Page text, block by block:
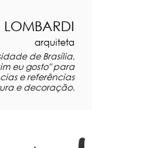
LOMBARDI
arquiteta
de Brasília,
eu gosto" para
e referências
e decoração.